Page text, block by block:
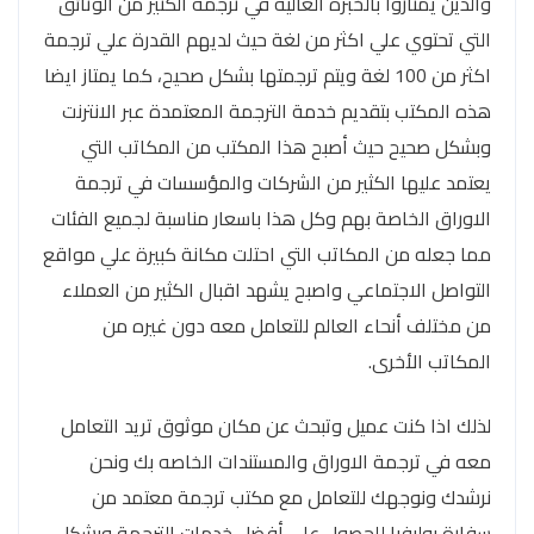
التي تحتوي علي اكثر من لغة حيث لديهم القدرة علي ترجمة
اكثر من 100 لغة ويتم ترجمتها بشكل صحيح، كما يمتاز ايضا
هذه المكتب بتقديم خدمة الترجمة المعتمدة عبر الانترنت
وبشكل صحيح حيث أصبح هذا المكتب من المكاتب التي
يعتمد عليها الكثير من الشركات والمؤسسات في ترجمة
الاوراق الخاصة بهم وكل هذا باسعار مناسبة لجميع الفئات
مما جعله من المكاتب التي احتلت مكانة كبيرة علي مواقع
التواصل الاجتماعي واصبح يشهد اقبال الكثير من العملاء
من مختلف أنحاء العالم للتعامل معه دون غيره من
المكاتب الأخرى.
لذلك اذا كنت عميل وتبحث عن مكان موثوق تريد التعامل
معه في ترجمة الاوراق والمستندات الخاصه بك ونحن
نرشدك ونوجهك للتعامل مع مكتب ترجمة معتمد من